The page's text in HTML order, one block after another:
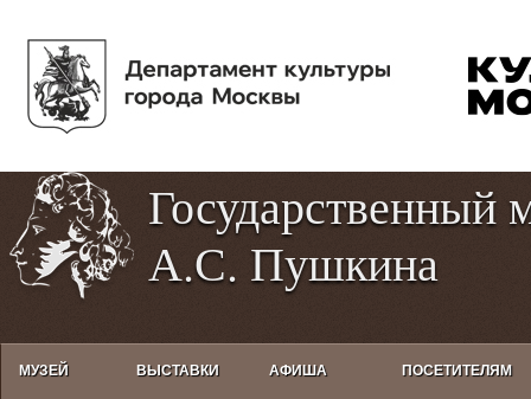
Государственный
А.С. Пушкина
МУЗЕЙ ВЫСТАВКИ АФИША ПОСЕТИТЕЛЯМ